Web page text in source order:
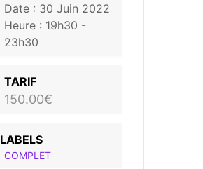
Date : 30 Juin 2022
Heure : 19h30 -
23h30
TARIF
150.00€
LABELS
COMPLET